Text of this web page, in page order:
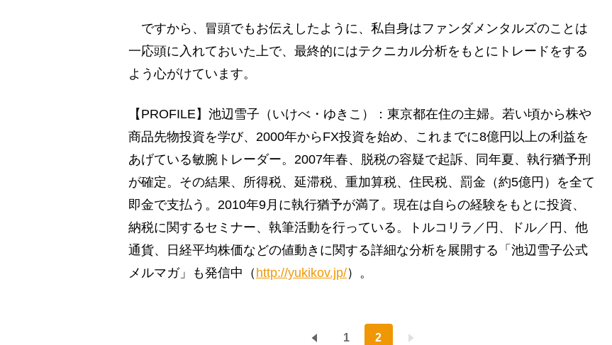
ですから、冒頭でもお伝えしたように、私自身はファンダメンタルズのことは
一応頭に入れておいた上で、最終的にはテクニカル分析をもとにトレードをする
よう心がけています。
【PROFILE】池辺雪子（いけべ・ゆきこ）：東京都在住の主婦。若い頃から株や
商品先物投資を学び、2000年からFX投資を始め、これまでに8億円以上の利益を
あげている敏腕トレーダー。2007年春、脱税の容疑で起訴、同年夏、執行猶予刑
が確定。その結果、所得税、延滞税、重加算税、住民税、罰金（約5億円）を全て
即金で支払う。2010年9月に執行猶予が満了。現在は自らの経験をもとに投資、
納税に関するセミナー、執筆活動を行っている。トルコリラ／円、ドル／円、他
通貨、日経平均株価などの値動きに関する詳細な分析を展開する「池辺雪子公式
メルマガ」も発信中（ http://yukikov.jp/）。
1 2